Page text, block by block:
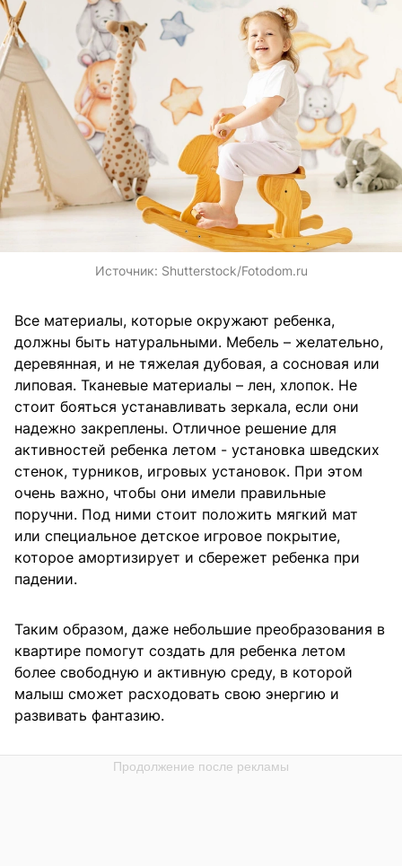
Источник: Shutterstock/Fotodom.ru
Все материалы, которые окружают ребенка,
должны быть натуральными. Мебель – желательно,
деревянная, и не тяжелая дубовая, а сосновая или
липовая. Тканевые материалы – лен, хлопок. Не
стоит бояться устанавливать зеркала, если они
надежно закреплены. Отличное решение для
активностей ребенка летом - установка шведских
стенок, турников, игровых установок. При этом
очень важно, чтобы они имели правильные
поручни. Под ними стоит положить мягкий мат
или специальное детское игровое покрытие,
которое амортизирует и сбережет ребенка при
падении.
Таким образом, даже небольшие преобразования в
квартире помогут создать для ребенка летом
более свободную и активную среду, в которой
малыш сможет расходовать свою энергию и
развивать фантазию.